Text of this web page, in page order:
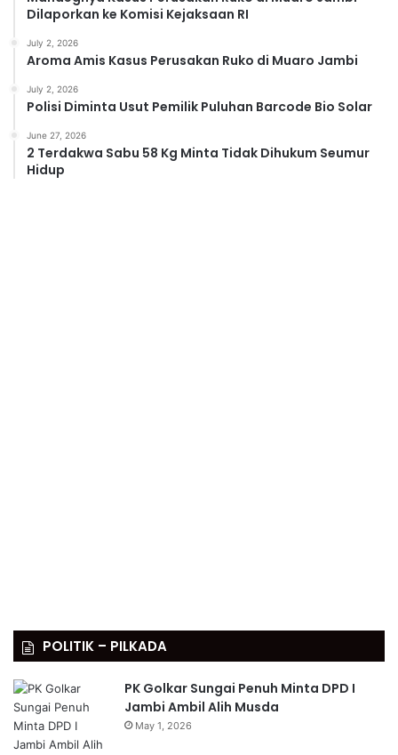
Dilaporkan ke Komisi Kejaksaan RI
July 2, 2026
Aroma Amis Kasus Perusakan Ruko di Muaro Jambi
July 2, 2026
Polisi Diminta Usut Pemilik Puluhan Barcode Bio Solar
June 27, 2026
2 Terdakwa Sabu 58 Kg Minta Tidak Dihukum Seumur
Hidup
POLITIK – PILKADA
PK Golkar Sungai Penuh Minta DPD I
Jambi Ambil Alih Musda
May 1, 2026